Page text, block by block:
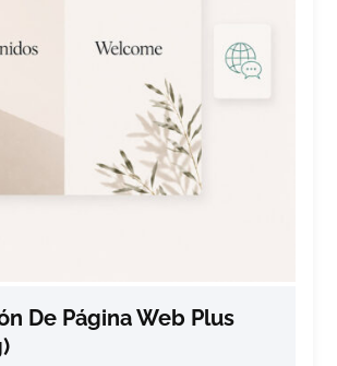
De Página Web Plus